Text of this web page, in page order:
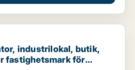
butik, showroom eller
industrilokal, butik,
fastighetsmark för